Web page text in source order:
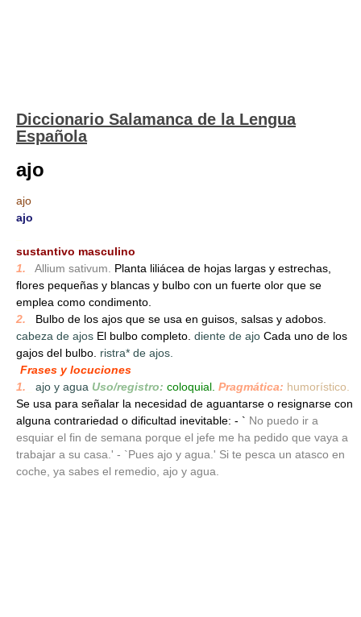
Diccionario Salamanca de la Lengua
Española
ajo
ajo
ajo
sustantivo masculino
1.
Allium sativum.
Planta liliácea de hojas largas y estrechas,
flores pequeñas y blancas y bulbo con un fuerte olor que se
emplea como condimento.
2.
Bulbo de los ajos que se usa en guisos, salsas y adobos.
cabeza de ajos El bulbo completo. diente de ajo Cada uno de los
gajos del bulbo. ristra* de ajos.
Frases y locuciones
1.
ajo y agua Uso/registro: coloquial. Pragmática: humorístico.
Se usa para señalar la necesidad de aguantarse o resignarse con
alguna contrariedad o dificultad inevitable: - ` No puedo ir a
esquiar el fin de semana porque el jefe me ha pedido que vaya a
trabajar a su casa.' - `Pues ajo y agua.' Si te pesca un atasco en
coche, ya sabes el remedio, ajo y agua.